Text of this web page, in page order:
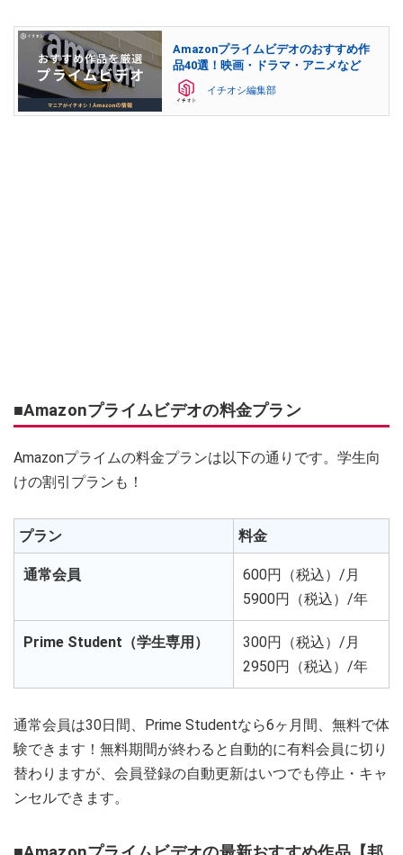
Amazonプライムビデオのおすすめ作
品40選！映画・ドラマ・アニメなど
イチオシ編集部
■Amazonプライムビデオの料金プラン
Amazonプライムの料金プランは以下の通りです。学生向
けの割引プランも！
プラン 料金
通常会員
600円（税込）/月
5900円（税込）/年
Prime Student（学生専用）
300円（税込）/月
2950円（税込）/年
通常会員は30日間、Prime Studentなら6ヶ月間、無料で体
験できます！無料期間が終わると自動的に有料会員に切り
替わりますが、会員登録の自動更新はいつでも停止・キャ
ンセルできます。